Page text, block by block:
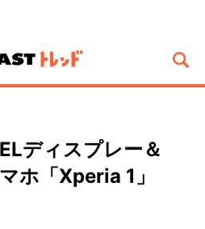
ディスプレー＆
ホ「Xperia 1」